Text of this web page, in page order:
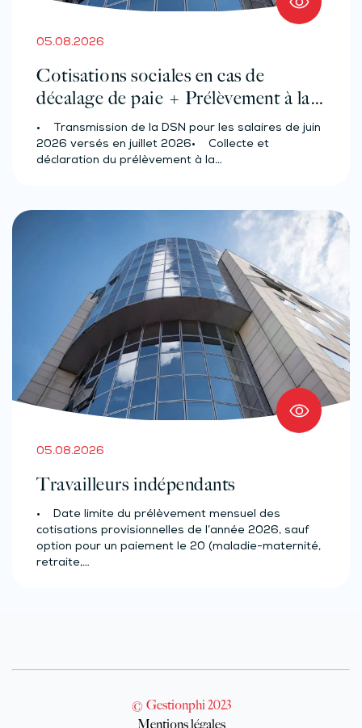
05.08.2026
Cotisations sociales en cas de
décalage de paie + Prélèvement à la
source des salariés et assimilés
(effectif d’au moins 50 salariés)
• Transmission de la DSN pour les salaires de juin
2026 versés en juillet 2026• Collecte et
déclaration du prélèvement à la…
05.08.2026
Travailleurs indépendants
• Date limite du prélèvement mensuel des
cotisations provisionnelles de l’année 2026, sauf
option pour un paiement le 20 (maladie-maternité,
retraite,…
© Gestionphi 2023
Mentions légales